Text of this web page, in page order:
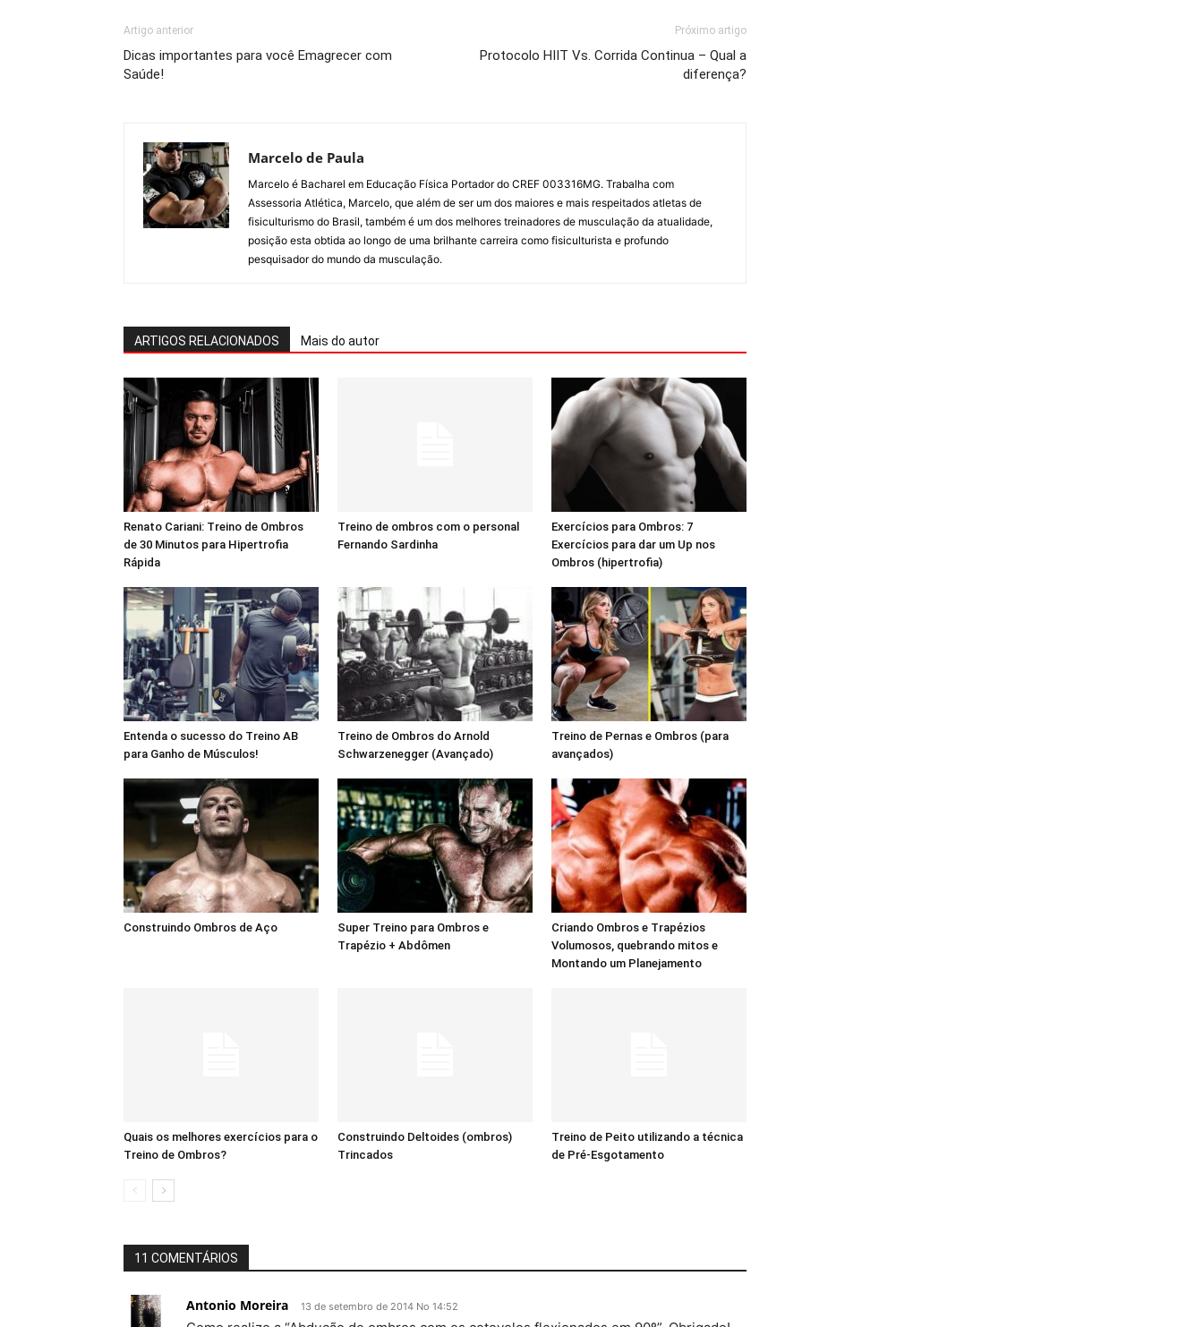
Artigo anterior
Dicas importantes para você Emagrecer com
Saúde!
Próximo artigo
Protocolo HIIT Vs. Corrida Continua – Qual a
diferença?
Marcelo de Paula
Marcelo é Bacharel em Educação Física Portador do CREF 003316MG. Trabalha com
Assessoria Atlética, Marcelo, que além de ser um dos maiores e mais respeitados atletas de
fisiculturismo do Brasil, também é um dos melhores treinadores de musculação da atualidade,
posição esta obtida ao longo de uma brilhante carreira como fisiculturista e profundo
pesquisador do mundo da musculação.
ARTIGOS RELACIONADOS Mais do autor
Renato Cariani: Treino de Ombros
de 30 Minutos para Hipertrofia
Rápida
Treino de ombros com o personal
Fernando Sardinha
Exercícios para Ombros: 7
Exercícios para dar um Up nos
Ombros (hipertrofia)
Entenda o sucesso do Treino AB
para Ganho de Músculos!
Treino de Ombros do Arnold
Schwarzenegger (Avançado)
Treino de Pernas e Ombros (para
avançados)
Construindo Ombros de Aço
Super Treino para Ombros e
Trapézio + Abdômen
Criando Ombros e Trapézios
Volumosos, quebrando mitos e
Montando um Planejamento
Quais os melhores exercícios para o
Treino de Ombros?
Construindo Deltoides (ombros)
Trincados
Treino de Peito utilizando a técnica
de Pré-Esgotamento
11 COMENTÁRIOS
Antonio Moreira 13 de setembro de 2014 No 14:52